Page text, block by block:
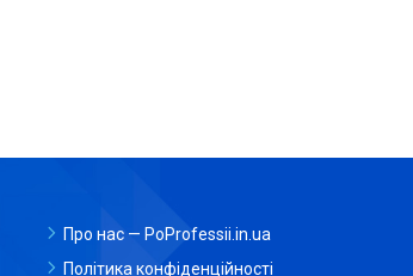
Про нас — PoProfessii.in.ua
Політика конфіденційності